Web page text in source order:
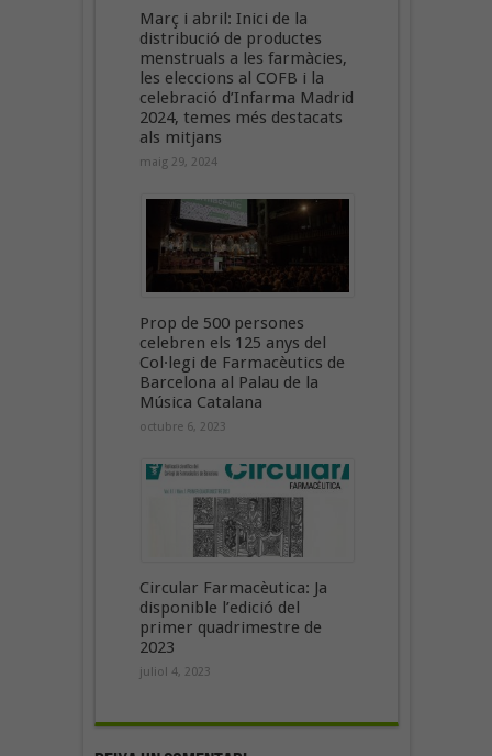
Març i abril: Inici de la
distribució de productes
menstruals a les farmàcies,
les eleccions al COFB i la
celebració d’Infarma Madrid
2024, temes més destacats
als mitjans
maig 29, 2024
Prop de 500 persones
celebren els 125 anys del
Col·legi de Farmacèutics de
Barcelona al Palau de la
Música Catalana
octubre 6, 2023
Circular Farmacèutica: Ja
disponible l’edició del
primer quadrimestre de
2023
juliol 4, 2023